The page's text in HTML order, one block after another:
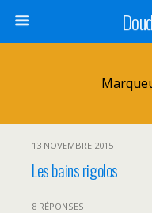
13 NOVEMBRE 2015
Les bains rigolos
8 RÉPONSES